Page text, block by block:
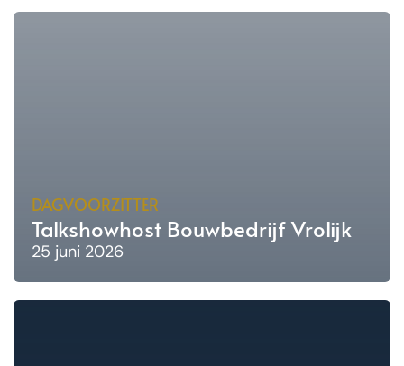
DAGVOORZITTER
Talkshowhost Bouwbedrijf Vrolijk
25 juni 2026